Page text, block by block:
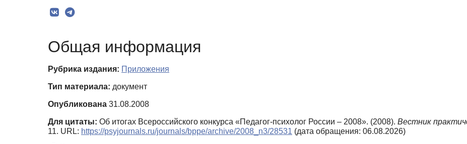
Общая информация
Рубрика издания: Приложения
Тип материала: документ
Опубликована 31.08.2008
Для цитаты: Об итогах Всероссийского конкурса «Педагог-психолог России – 2008». (2008). Вестник
11. URL: https://psyjournals.ru/journals/bppe/archive/2008_n3/28531 (дата обращения: 06.08.2026)